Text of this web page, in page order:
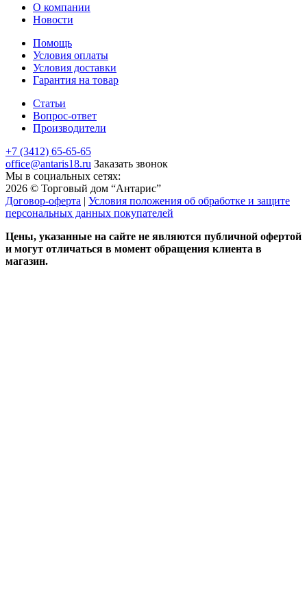
О компании
Новости
Помощь
Условия оплаты
Условия доставки
Гарантия на товар
Статьи
Вопрос-ответ
Производители
+7 (3412) 65-65-65
office@antaris18.ru Заказать звонок
Мы в социальных сетях:
2026 © Торговый дом “Антарис”
Договор-оферта | Условия положения об обработке и защите
персональных данных покупателей
Цены, указанные на сайте не являются публичной офертой
и могут отличаться в момент обращения клиента в
магазин.